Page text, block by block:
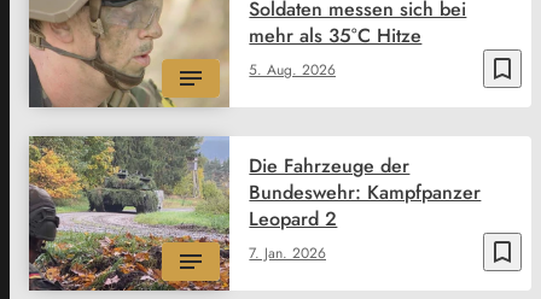
bookmark_border
5. Aug. 2026
Soldaten messen sich bei
mehr als 35°C Hitze
bookmark_border
7. Jan. 2026
Die Fahrzeuge der
Bundeswehr: Kampfpanzer
Leopard 2